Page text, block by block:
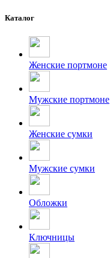
Каталог
Женские портмоне
Мужские портмоне
Женские сумки
Мужские сумки
Обложки
Ключницы